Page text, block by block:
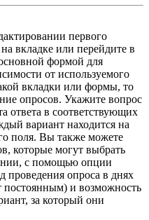
первого
вкладке или перейдите в
формой для
от используемого
вкладки или формы, то
опросов. Укажите вопрос
ответа в соответствующих
вариант находится на
поля. Вы также можете
которые могут выбрать
с помощью опции
проведения опроса в днях
постоянным) и возможность
за который они